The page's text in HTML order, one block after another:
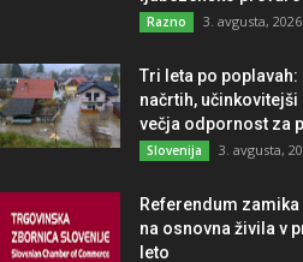
Razno 3. avgusta, 2026
Tri leta po poplavah:
načrtih, učinkovitejši
večja odpornost za
Slovenija 3. avgusta,
Referendum zamika
na osnovna živila v
leto